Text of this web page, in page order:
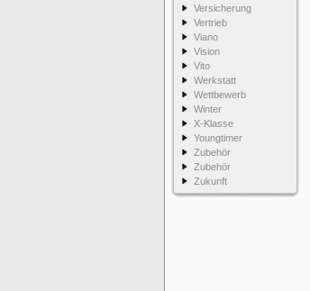
Versicherung
Vertrieb
Viano
Vision
Vito
Werkstatt
Wettbewerb
Winter
X-Klasse
Youngtimer
Zubehör
Zubehör
Zukunft